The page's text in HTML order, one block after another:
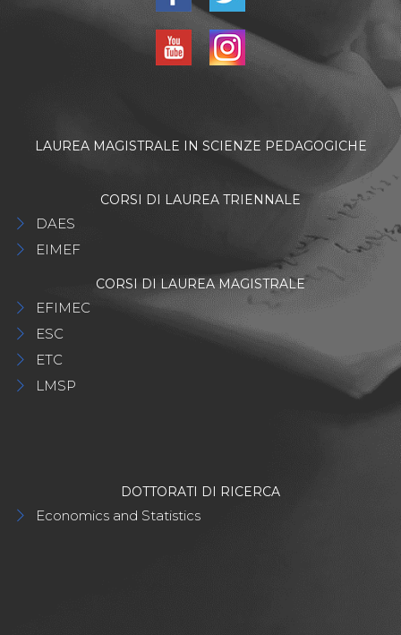
LAUREA MAGISTRALE IN SCIENZE PEDAGOGICHE
CORSI DI LAUREA TRIENNALE
DAES
EIMEF
CORSI DI LAUREA MAGISTRALE
EFIMEC
ESC
ETC
LMSP
DOTTORATI DI RICERCA
Economics and Statistics